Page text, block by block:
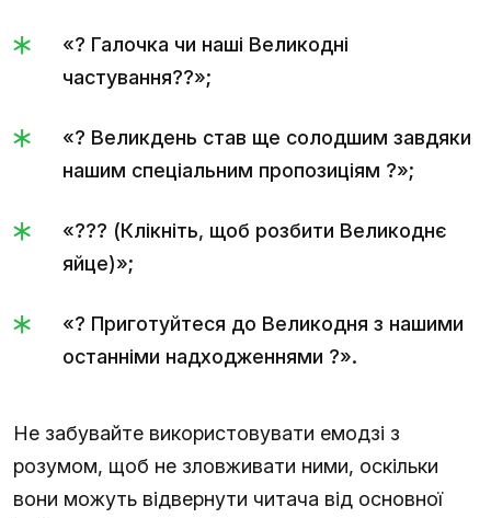
«? Галочка чи наші Великодні
частування??»;
«? Великдень став ще солодшим завдяки
нашим спеціальним пропозиціям ?»;
«??? (Клікніть, щоб розбити Великоднє
яйце)»;
«? Приготуйтеся до Великодня з нашими
останніми надходженнями ?».
Не забувайте використовувати емодзі з
розумом, щоб не зловживати ними, оскільки
вони можуть відвернути читача від основної